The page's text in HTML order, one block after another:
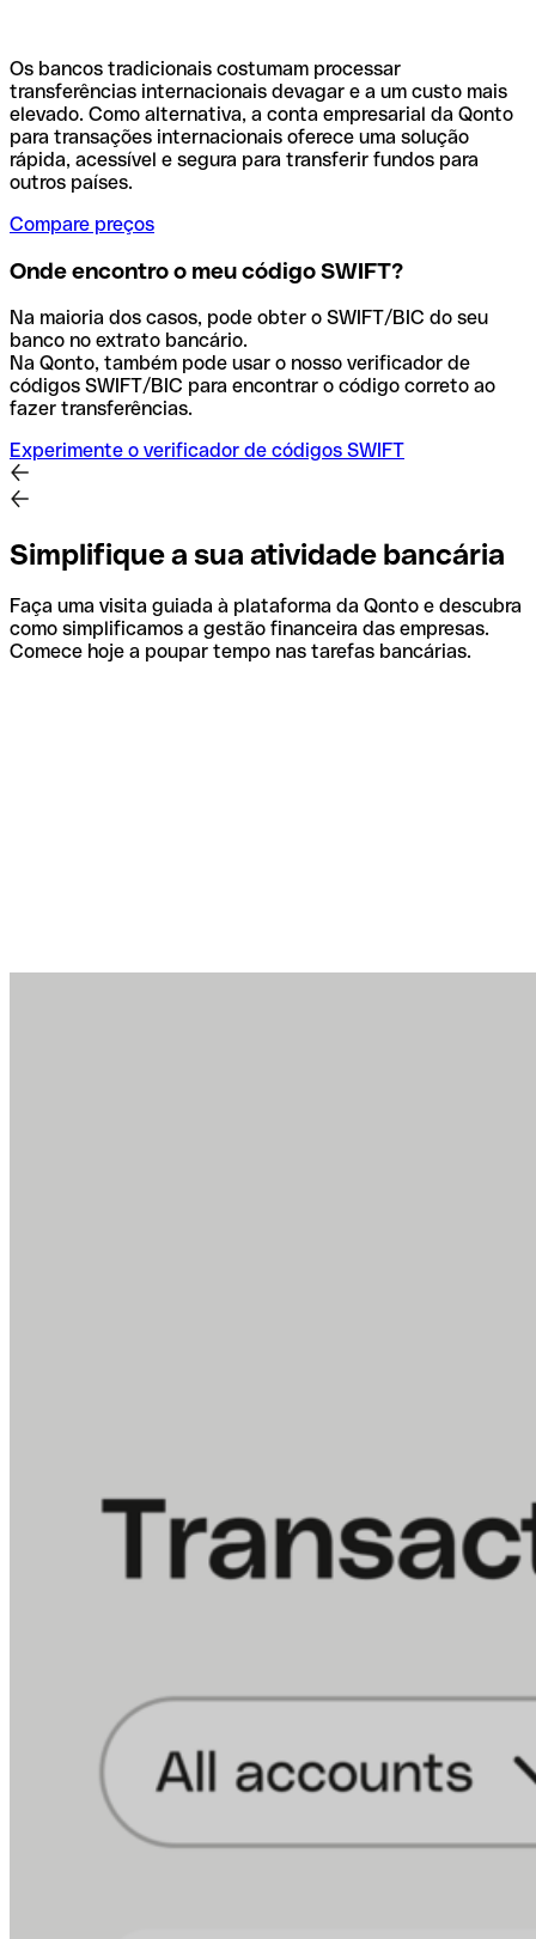
Os bancos tradicionais costumam processar
transferências internacionais devagar e a um custo mais
elevado. Como alternativa, a conta empresarial da Qonto
para transações internacionais oferece uma solução
rápida, acessível e segura para transferir fundos para
outros países.
Compare preços
Onde encontro o meu código SWIFT?
Na maioria dos casos, pode obter o SWIFT/BIC do seu
banco no extrato bancário.
Na Qonto, também pode usar o nosso verificador de
códigos SWIFT/BIC para encontrar o código correto ao
fazer transferências.
Experimente o verificador de códigos SWIFT
Simplifique a sua atividade bancária
Faça uma visita guiada à plataforma da Qonto e descubra
como simplificamos a gestão financeira das empresas.
Comece hoje a poupar tempo nas tarefas bancárias.